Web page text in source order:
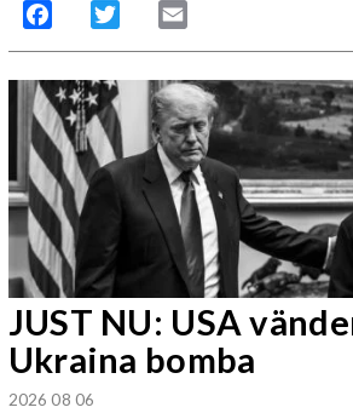
Facebook Twitter
JUST NU: USA
Ukraina bomba
2026 08 06